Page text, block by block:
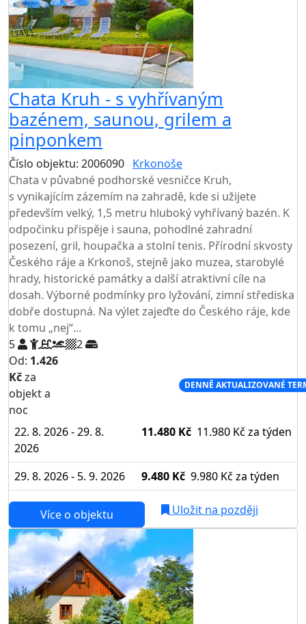
Chata Kruh - s vyhřívaným
bazénem, saunou, grilem a
pinponkem
Číslo objektu: 2006090 Krkonoše
Chata v půvabné podhorské vesničce Kruh,
s vynikajícím zázemím na zahradě, kde si užijete
především velký, 1,5 metru hluboký vyhřívaný bazén. K
odpočinku přispěje i sauna, pohodlné zahradní
posezení, gril, houpačka a stolní tenis. Přírodní skvosty
Českého ráje a Krkonoš, stejně jako muzea, starobylé
hrady, historické památky a další atraktivní cíle na
dosah. Výborné podmínky pro lyžování, zimní střediska
dobře dostupná. Na výlet zajeďte do Českého ráje, kde
k tomu „nej“...
5
2
Od: 1.426
Kčza
objekt a
noc
DENNĚ AKTUALIZOVANÉ
22. 8. 2026 - 29. 8.
2026
11.480 Kč 11.980 Kč za týden
29. 8. 2026 - 5. 9. 2026 9.480 Kč 9.980 Kč za týden
Více o objektu Uložit na později